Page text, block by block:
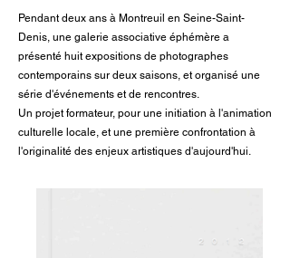
Pendant deux ans à Montreuil en Seine-Saint-
Denis, une galerie associative éphémère a
présenté huit expositions de photographes
contemporains sur deux saisons, et organisé une
série d'événements et de rencontres.
Un projet formateur, pour une initiation à l'animation
culturelle locale, et une première confrontation à
l'originalité des enjeux artistiques d'aujourd'hui.